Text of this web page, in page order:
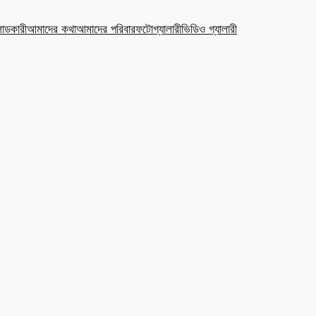
আমাদের কথাআমাদের পরিবারফটোগ্যালারীভিডিও গ্যালারী